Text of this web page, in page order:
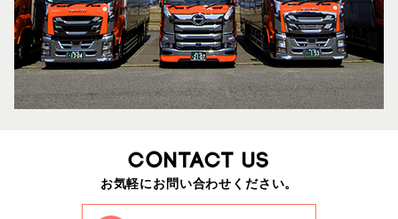
CONTACT US
お気軽にお問い合わせください。